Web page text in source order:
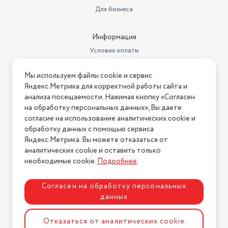
Для бизнеса
Информация
Условия оплаты
Условия возврата
Нашли ошибку на сайте? Напишите нам
2026 © Интернет-магазин "АстМаркет". У нас есть всё!
Политика конфиденциальности
Разработка сайтаASTDESIGN
Мы используем файлы cookie и сервис
Яндекс.Метрика для корректной работы сайта и
анализа посещаемости. Нажимая кнопку «Согласен
на обработку персональных данных», Вы даете
согласие на использование аналитических cookie и
обработку данных с помощью сервиса
Яндекс.Метрика. Вы можете отказаться от
аналитических cookie и оставить только
необходимые cookie.Подробнее.
Согласен на обработку персональных
данных
Отказаться от аналитических cookie